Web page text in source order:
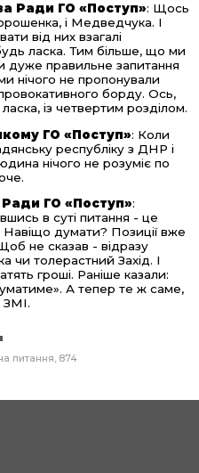
Ради ГО «Поступ»: Щось
і Медведчука. І
від них взагалі
ласка. Тим більше, що ми
дуже правильне запитання
нічого не пропонували
борду. Ось,
із четвертим розділом.
ГО «Поступ»: Коли
республіку з ДНР і
нічого не розуміє по
ГО «Поступ»:
в суті питання - це
Навіщо думати? Позиції вже
не сказав - відразу
чи толерастний Захід. І
гроші. Раніше казали:
А тепер те ж саме,
ЗМІ.
питання 874